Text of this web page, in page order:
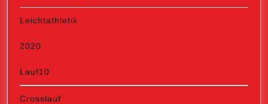
Leichtathletik
2020
Lauf10
Crosslauf